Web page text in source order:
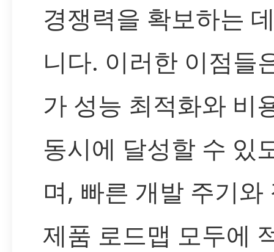
경쟁력을 확보하는
니다. 이러한 이점들
가 성능 최적화와 비
동시에 달성할 수 있
며, 빠른 개발 주기와
제품 로드맵 모두에